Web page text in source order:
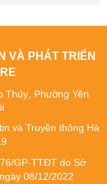
VÀ PHÁT TRIỂN
Thúy, Phường Yên
và Truyền thông Hà
GP-TTĐT do Sở
08/12/2022